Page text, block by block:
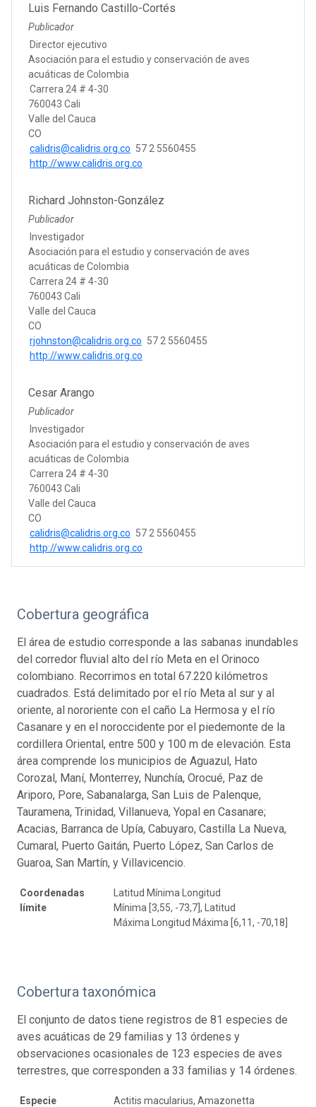
Luis Fernando Castillo-Cortés
Publicador
Director ejecutivo
Asociación para el estudio y conservación de aves
acuáticas de Colombia
Carrera 24 # 4-30
760043 Cali
Valle del Cauca
CO
calidris@calidris.org.co 57 2 5560455
http://www.calidris.org.co
Richard Johnston-González
Publicador
Investigador
Asociación para el estudio y conservación de aves
acuáticas de Colombia
Carrera 24 # 4-30
760043 Cali
Valle del Cauca
CO
rjohnston@calidris.org.co 57 2 5560455
http://www.calidris.org.co
Cesar Arango
Publicador
Investigador
Asociación para el estudio y conservación de aves
acuáticas de Colombia
Carrera 24 # 4-30
760043 Cali
Valle del Cauca
CO
calidris@calidris.org.co 57 2 5560455
http://www.calidris.org.co
Cobertura geográfica
El área de estudio corresponde a las sabanas inundables
del corredor fluvial alto del río Meta en el Orinoco
colombiano. Recorrimos en total 67.220 kilómetros
cuadrados. Está delimitado por el río Meta al sur y al
oriente, al nororiente con el caño La Hermosa y el río
Casanare y en el noroccidente por el piedemonte de la
cordillera Oriental, entre 500 y 100 m de elevación. Esta
área comprende los municipios de Aguazul, Hato
Corozal, Maní, Monterrey, Nunchía, Orocué, Paz de
Ariporo, Pore, Sabanalarga, San Luis de Palenque,
Tauramena, Trinidad, Villanueva, Yopal en Casanare;
Acacias, Barranca de Upía, Cabuyaro, Castilla La Nueva,
Cumaral, Puerto Gaitán, Puerto López, San Carlos de
Guaroa, San Martín, y Villavicencio.
Coordenadas
límite
Latitud Mínima Longitud
Mínima [3,55, -73,7], Latitud
Máxima Longitud Máxima [6,11, -70,18]
Cobertura taxonómica
El conjunto de datos tiene registros de 81 especies de
aves acuáticas de 29 familias y 13 órdenes y
observaciones ocasionales de 123 especies de aves
terrestres, que corresponden a 33 familias y 14 órdenes.
Especie
Actitis macularius, Amazonetta